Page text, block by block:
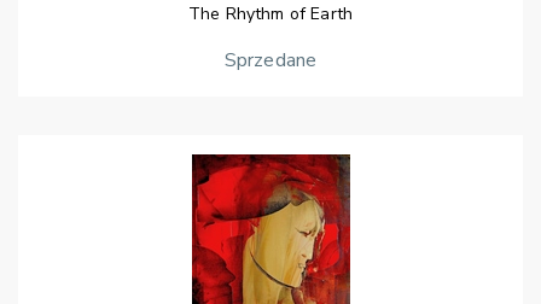
The Rhythm of Earth
Sprzedane